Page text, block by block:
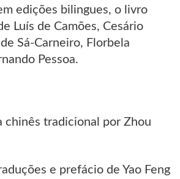
edições bilingues, o livro
Luís de Camões, Cesário
Sá-Carneiro, Florbela
Pessoa.
chinês tradicional por Zhou
e prefácio de Yao Feng